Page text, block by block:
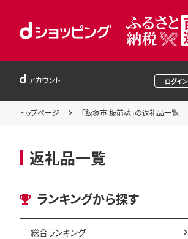
アカウント ログイン
トップページ 「飯塚市 板前魂」の返礼品一覧
返礼品一覧
ランキングから探す
総合ランキング